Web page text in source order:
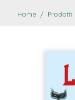
Home Prodotti